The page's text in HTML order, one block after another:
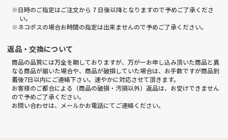
※日時のご指定はご注文から 7 日後以降となりますので予めご了承くださ
い。
※ネコポスの場合お時間の指定は出来ませんので予めご了承ください。
返品・交換について
商品の品質には万全を期しておりますが、万が一お申し込み頂いた商品と異
なる商品が届いた場合や、商品が破損していた場合は、お手数ですが商品到
着後7日以内にご連絡下さい。速やかに対応させて頂きます。
お客様のご都合による（商品の破損・汚損以外）返品は、お受けできません
ので予めご了承ください。
お問い合わせは、メールかお電話にてご連絡ください。